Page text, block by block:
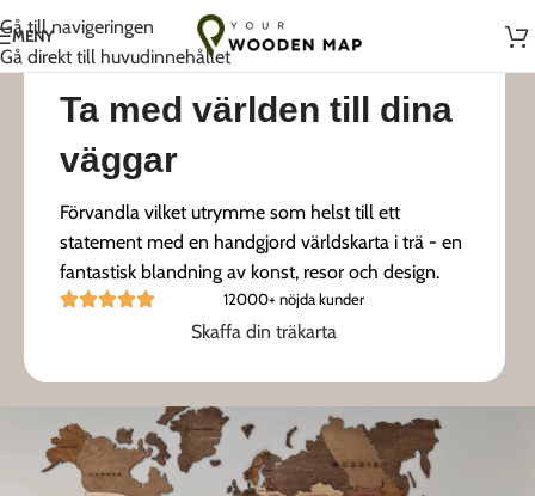
Gå till navigeringen
Gå direkt till huvudinnehållet
Handgjort med kärlek i Litauen
MENY
Ta med världen till dina
väggar
Förvandla vilket utrymme som helst till ett
statement med en handgjord världskarta i trä - en
fantastisk blandning av konst, resor och design.
12000+ nöjda kunder
Skaffa din träkarta